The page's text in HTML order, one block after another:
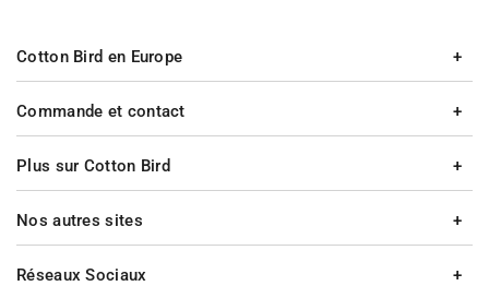
Commande et contact
Plus sur Cotton Bird
Cotton Bird en Europe
Nos autres sites
Réseaux Sociaux